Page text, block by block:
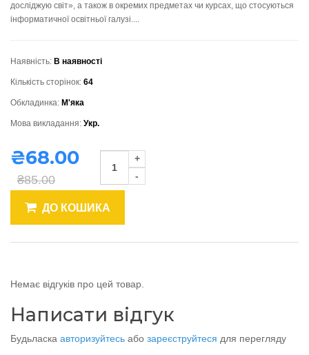
досліджую світ», а також в окремих предметах чи курсах, що стосуються
інформатичної освітньої галузі....
Наявність: В наявності
Кількість сторінок: 64
Обкладинка: М'яка
Мова викладання: Укр.
₴68.00
₴85.00
ДО КОШИКА
Немає відгуків про цей товар.
Написати відгук
Будьласка авторизуйтесь або зареєструйтеся для перегляду